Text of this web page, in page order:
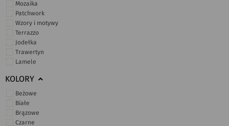
Mozaika
Patchwork
Wzory i motywy
Terrazzo
Jodełka
Trawertyn
Lamele
KOLORY
Beżowe
Białe
Brązowe
Czarne